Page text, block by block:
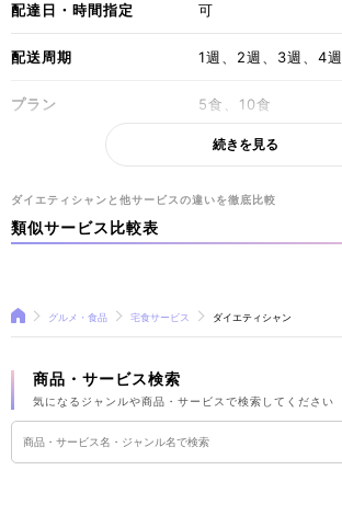
配達日・時間指定 可
配送周期 1週、2週、3週、4週
プラン 5食、10食
クレジットのみ
送料 無料
続きを見る
ダイエティシャンと他サービスの違いを徹底比較
類似サービス比較表
グルメ・食品 宅食サービス ダイエティシャン
商品・サービス検索
気になるジャンルや商品・サービスで検索してください